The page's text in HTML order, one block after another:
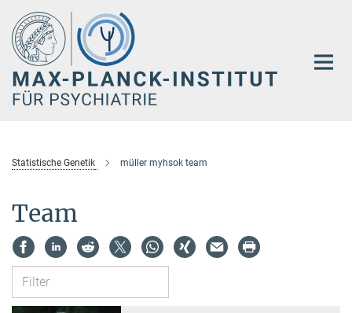
Hauptinhalt
Statistische Genetik müller myhsok team
Team